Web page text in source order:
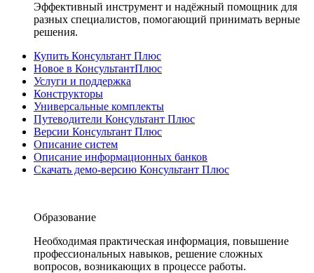
Эффективный инструмент и надёжный помощник для
разных специалистов, помогающий принимать верные
решения.
Купить Консультант Плюс
Новое в КонсультантПлюс
Услуги и поддержка
Конструкторы
Универсальные комплекты
Путеводители Консультант Плюс
Версии Консультант Плюс
Описание систем
Описание информационных банков
Скачать демо-версию Консультант Плюс
Образование
Необходимая практическая информация, повышение
профессиональных навыков, решение сложных
вопросов, возникающих в процессе работы.